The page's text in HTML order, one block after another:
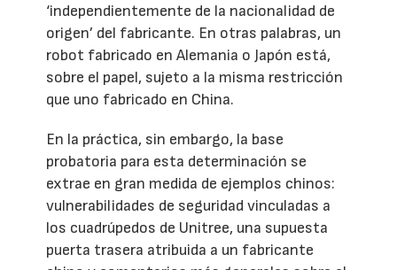
‘independientemente de la nacionalidad de
origen’ del fabricante. En otras palabras, un
robot fabricado en Alemania o Japón está,
sobre el papel, sujeto a la misma restricción
que uno fabricado en China.
En la práctica, sin embargo, la base
probatoria para esta determinación se
extrae en gran medida de ejemplos chinos:
vulnerabilidades de seguridad vinculadas a
los cuadrúpedos de Unitree, una supuesta
puerta trasera atribuida a un fabricante